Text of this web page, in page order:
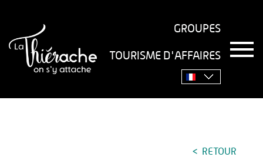
GROUPES
TOURISME D'AFFAIRES
T
o
Accueil› Séjourner Recettes›"Tarte
RETOUR